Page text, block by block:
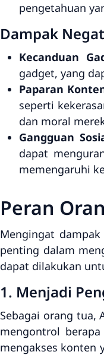
pengetahuan
Dampak
Kecanduan
gadget, yang
Paparan
seperti
dan moral
Gangguan
dapat
memengaruhi
Peran
Mengingat
penting dalam
dapat dilakukan
1. Menjadi
Sebagai orang tua,
mengontrol
mengakses konten